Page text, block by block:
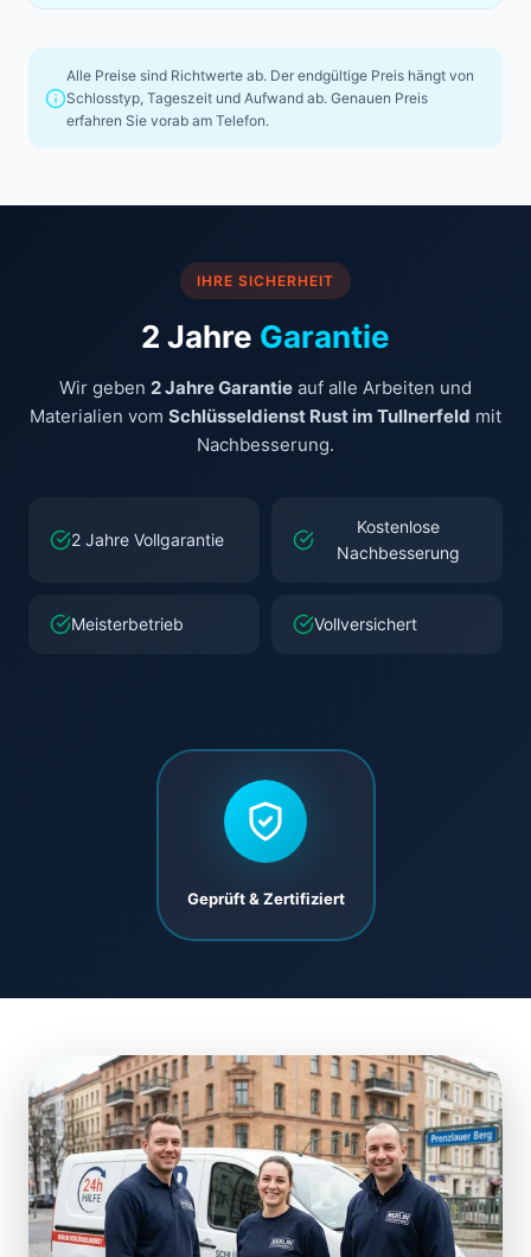
Alle Preise sind Richtwerte ab. Der endgültige Preis hängt von
Schlosstyp, Tageszeit und Aufwand ab. Genauen Preis
erfahren Sie vorab am Telefon.
IHRE SICHERHEIT
2 Jahre Garantie
Wir geben 2 Jahre Garantie auf alle Arbeiten und
Materialien vom Schlüsseldienst Rust im Tullnerfeld mit
Nachbesserung.
2 Jahre Vollgarantie
Kostenlose
Nachbesserung
Meisterbetrieb Vollversichert
Geprüft & Zertifiziert